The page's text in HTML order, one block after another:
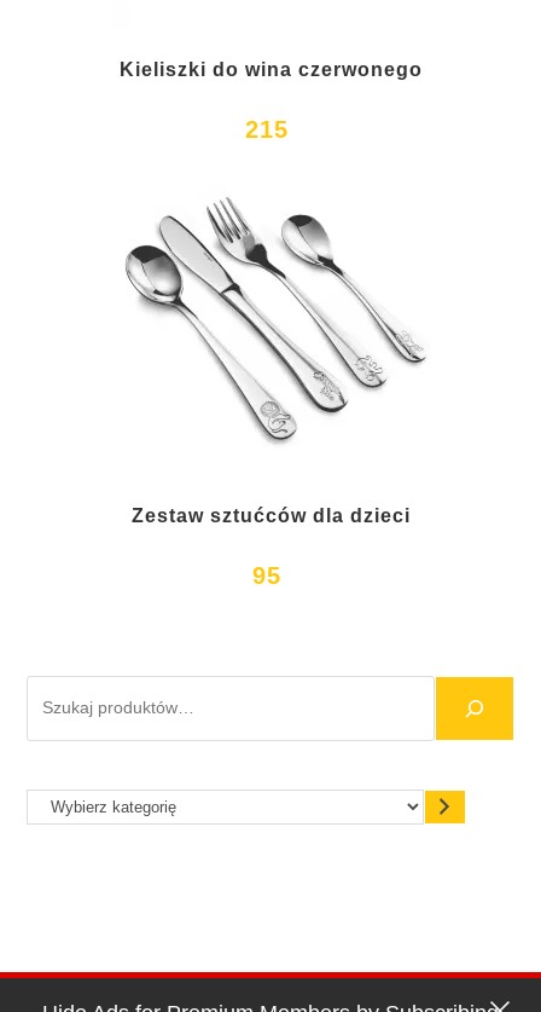
Kieliszki do wina czerwonego
215
Zestaw sztućców dla dzieci
95